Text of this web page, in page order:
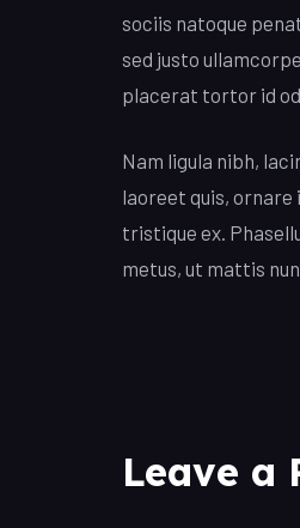
sociis natoque
sed justo
placerat tortor id
Nam ligula nibh,
laoreet quis,
tristique ex.
metus, ut mattis
Leave a